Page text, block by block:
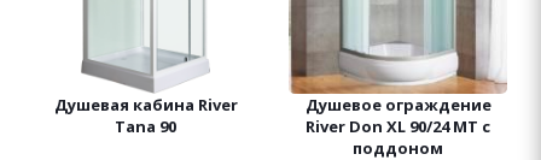
Душевая кабина River
Tana 90
Душевое ограждение
River Don XL 90/24 МТ c
поддоном